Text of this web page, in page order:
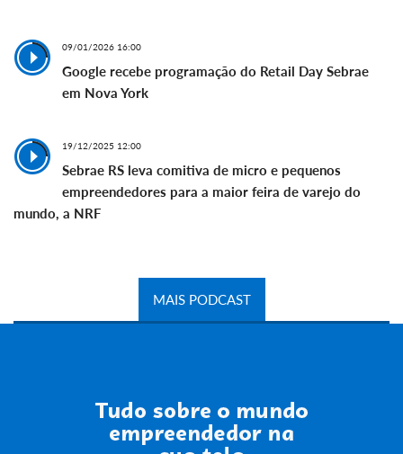
09/01/2026 16:00
Google recebe programação do Retail Day Sebrae
em Nova York
19/12/2025 12:00
Sebrae RS leva comitiva de micro e pequenos
empreendedores para a maior feira de varejo do
mundo, a NRF
MAIS PODCAST